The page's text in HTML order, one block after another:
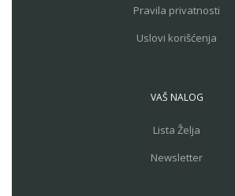
Pravila privatnosti
Uslovi korišćenja
VAŠ NALOG
Lista Želja
Newsletter